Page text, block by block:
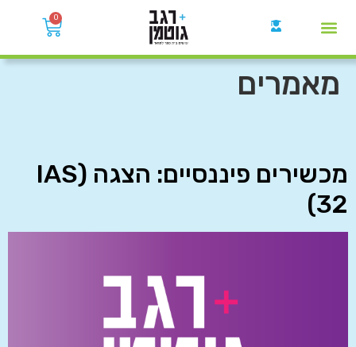
0
מאמרים
מכשירים פיננסיים: הצגה (IAS
32)